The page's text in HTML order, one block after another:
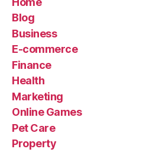
Blog
Business
E-commerce
Finance
Health
Marketing
Online Games
Pet Care
Property